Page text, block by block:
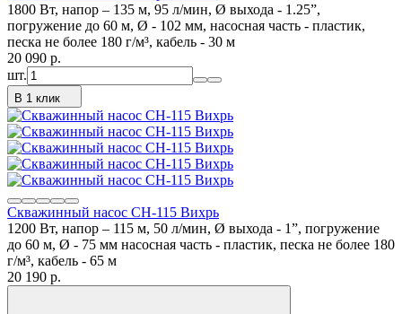
1800 Вт, напор – 135 м, 95 л/мин, Ø выхода - 1.25”,
погружение до 60 м, Ø - 102 мм, насосная часть - пластик,
песка не более 180 г/м³, кабель - 30 м
20 090 p.
шт.
В 1 клик
Скважинный насос СН-115 Вихрь
1200 Вт, напор – 115 м, 50 л/мин, Ø выхода - 1”, погружение
до 60 м, Ø - 75 мм насосная часть - пластик, песка не более 180
г/м³, кабель - 65 м
20 190 p.